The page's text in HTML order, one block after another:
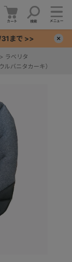
カート 検索 メニュー
31まで >>
> ラベリタ
バニタカーキ）